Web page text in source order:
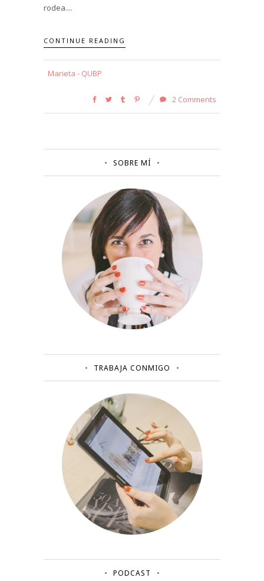
rodea....
CONTINUE READING
Marieta - QUBP
2 Comments
SOBRE MÍ
TRABAJA CONMIGO
PODCAST